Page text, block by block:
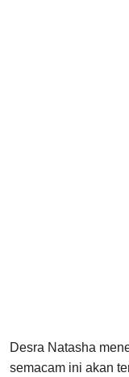
Desra Natasha
semacam ini akan